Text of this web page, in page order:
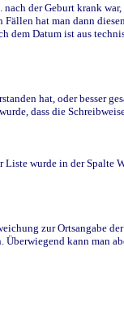
der Geburt krank
hat man dann
Datum ist aus
hat, oder besser
dass die
wurde in der Spalte
zur Ortsangabe
kann man